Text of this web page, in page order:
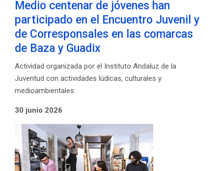
Medio centenar de jóvenes han
participado en el Encuentro Juvenil y
de Corresponsales en las comarcas
de Baza y Guadix
Actividad organizada por el Instituto Andaluz de la
Juventud con actividades lúdicas, culturales y
medioambientales
30 junio 2026